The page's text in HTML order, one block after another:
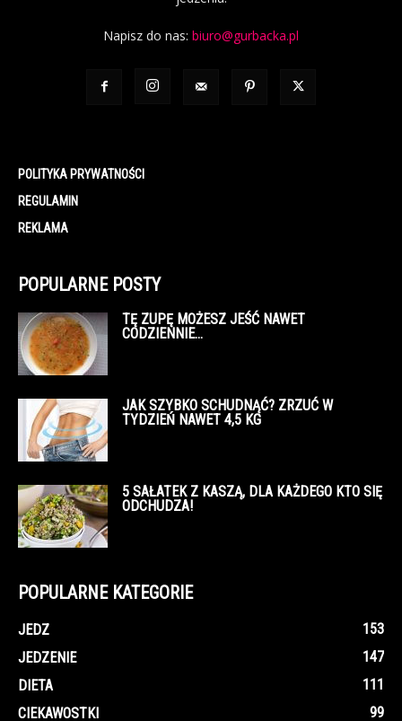
Napisz do nas: biuro@gurbacka.pl
POLITYKA PRYWATNOŚCI
REGULAMIN
REKLAMA
POPULARNE POSTY
TĘ ZUPĘ MOŻESZ JEŚĆ NAWET
CODZIENNIE…
JAK SZYBKO SCHUDNĄĆ? ZRZUĆ W
TYDZIEŃ NAWET 4,5 KG
5 SAŁATEK Z KASZĄ, DLA KAŻDEGO KTO SIĘ
ODCHUDZA!
POPULARNE KATEGORIE
JEDZ
153
JEDZENIE
147
DIETA
111
CIEKAWOSTKI
99